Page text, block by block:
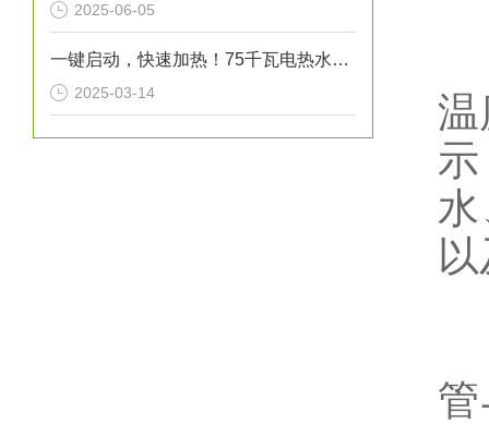
2025-06-05
一键启动，快速加热！75千瓦电热水炉打造高效热水解决方案！
2025-03-14
温